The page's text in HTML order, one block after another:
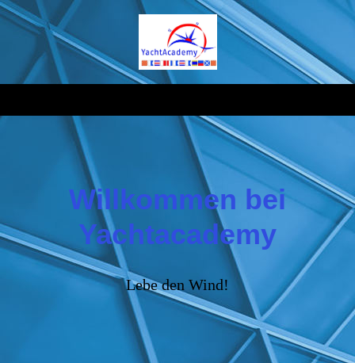
Willkommen bei
Yachtacademy
Lebe den Wind!